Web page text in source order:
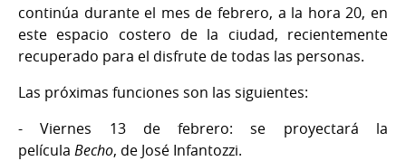
continúa durante el mes de febrero, a la hora 20, en
este espacio costero de la ciudad, recientemente
recuperado para el disfrute de todas las personas.
Las próximas funciones son las siguientes:
- Viernes 13 de febrero: se proyectará la
película Becho, de José Infantozzi.